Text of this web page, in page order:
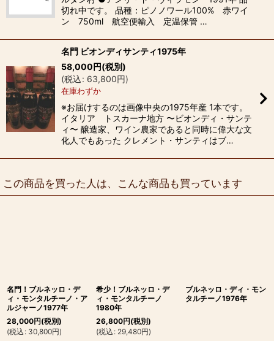
切れ中です。 品種：ピノノワール100% 赤ワイ
ン 750ml 航空便輸入 定温保管 …
名門 ビオンディサンティ1975年
58,000円(税別)
(税込: 63,800円)
在庫わずか
※お届けするのは画像中央の1975年産 1本です。
イタリア トスカーナ地方 〜ビオンディ・サンテ
ィ〜 醸造家、ワイン農家であると同時に偉大な文
化人でもあった クレメント・サンティはブ…
この商品を買った人は、こんな商品も買っています
名門！ブルネッロ・デ
ィ・モンタルチーノ・ア
ルジャーノ1977年
28,000円(税別)
(税込 : 30,800円)
希少！ブルネッロ・デ
ィ・モンタルチーノ
1980年
26,800円(税別)
(税込 : 29,480円)
ブルネッロ・ディ・モン
タルチーノ1976年